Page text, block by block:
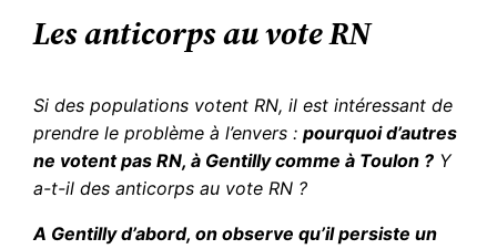
Les anticorps au vote RN
Si des populations votent RN, il est intéressant de
prendre le problème à l’envers :pourquoi d’autres
ne votent pas RN, à Gentilly comme à Toulon ? Y
a-t-il des anticorps au vote RN ?
A Gentilly d’abord, on observe qu’il persiste un